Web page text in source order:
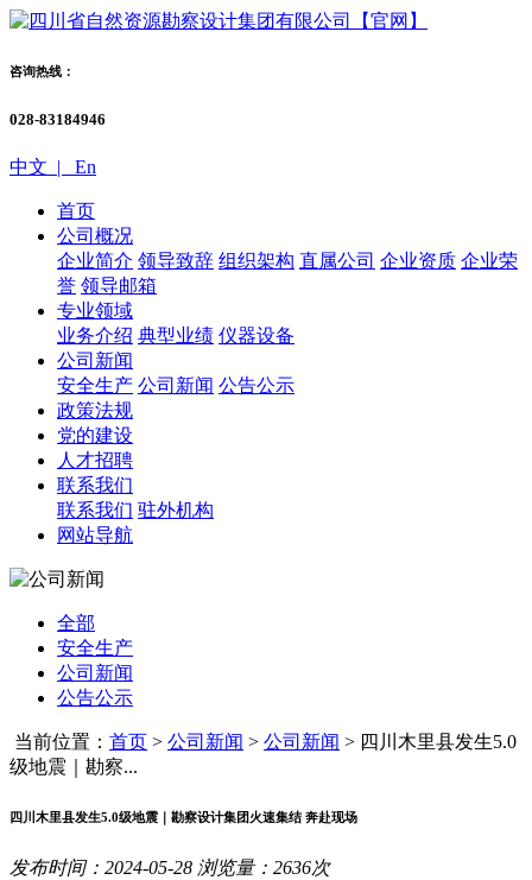
咨询热线：
028-83184946
中文 | En
首页
公司概况
企业简介 领导致辞 组织架构 直属公司 企业资质 企业荣
誉 领导邮箱
专业领域
业务介绍 典型业绩 仪器设备
公司新闻
安全生产 公司新闻 公告公示
政策法规
党的建设
人才招聘
联系我们
联系我们 驻外机构
网站导航
全部
安全生产
公司新闻
公告公示
当前位置： 首页 > 公司新闻 > 公司新闻 > 四川木里县发生5.0
级地震｜勘察...
四川木里县发生5.0级地震｜勘察设计集团火速集结 奔赴现场
发布时间：2024-05-28 浏览量：2636次